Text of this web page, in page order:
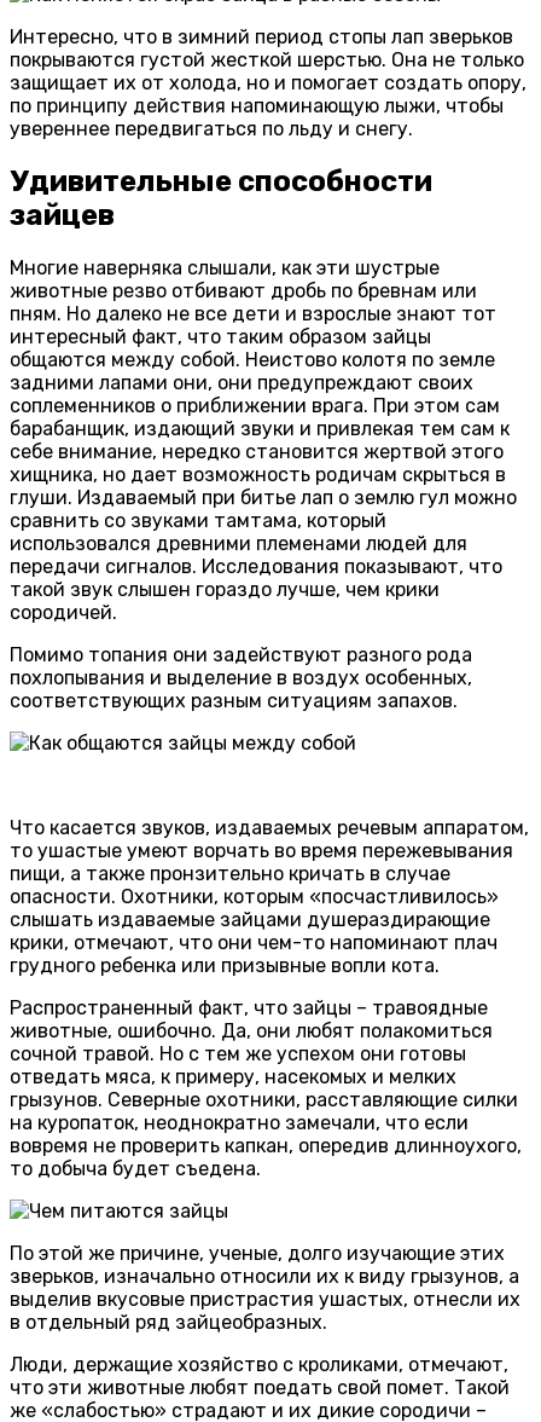
Интересно, что в зимний период стопы лап зверьков
покрываются густой жесткой шерстью. Она не только
защищает их от холода, но и помогает создать опору,
по принципу действия напоминающую лыжи, чтобы
увереннее передвигаться по льду и снегу.
Удивительные способности
зайцев
Многие наверняка слышали, как эти шустрые
животные резво отбивают дробь по бревнам или
пням. Но далеко не все дети и взрослые знают тот
интересный факт, что таким образом зайцы
общаются между собой. Неистово колотя по земле
задними лапами они, они предупреждают своих
соплеменников о приближении врага. При этом сам
барабанщик, издающий звуки и привлекая тем сам к
себе внимание, нередко становится жертвой этого
хищника, но дает возможность родичам скрыться в
глуши. Издаваемый при битье лап о землю гул можно
сравнить со звуками тамтама, который
использовался древними племенами людей для
передачи сигналов. Исследования показывают, что
такой звук слышен гораздо лучше, чем крики
сородичей.
Помимо топания они задействуют разного рода
похлопывания и выделение в воздух особенных,
соответствующих разным ситуациям запахов.
Что касается звуков, издаваемых речевым аппаратом,
то ушастые умеют ворчать во время пережевывания
пищи, а также пронзительно кричать в случае
опасности. Охотники, которым «посчастливилось»
слышать издаваемые зайцами душераздирающие
крики, отмечают, что они чем-то напоминают плач
грудного ребенка или призывные вопли кота.
Распространенный факт, что зайцы – травоядные
животные, ошибочно. Да, они любят полакомиться
сочной травой. Но с тем же успехом они готовы
отведать мяса, к примеру, насекомых и мелких
грызунов. Северные охотники, расставляющие силки
на куропаток, неоднократно замечали, что если
вовремя не проверить капкан, опередив длинноухого,
то добыча будет съедена.
По этой же причине, ученые, долго изучающие этих
зверьков, изначально относили их к виду грызунов, а
выделив вкусовые пристрастия ушастых, отнесли их
в отдельный ряд зайцеобразных.
Люди, держащие хозяйство с кроликами, отмечают,
что эти животные любят поедать свой помет. Такой
же «слабостью» страдают и их дикие сородичи –